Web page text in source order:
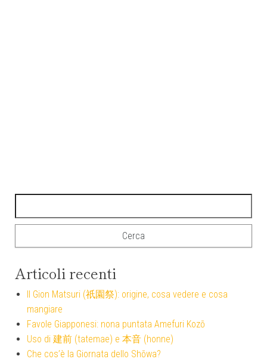
Articoli recenti
Il Gion Matsuri (祇園祭): origine, cosa vedere e cosa
mangiare
Favole Giapponesi: nona puntata Amefuri Kozō
Uso di 建前 (tatemae) e 本音 (honne)
Che cos’è la Giornata dello Shōwa?